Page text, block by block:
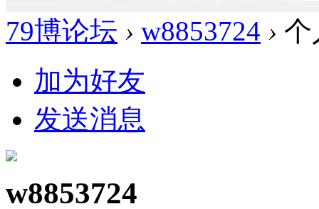
79博论坛 › w8853724 › 个
加为好友
发送消息
w8853724